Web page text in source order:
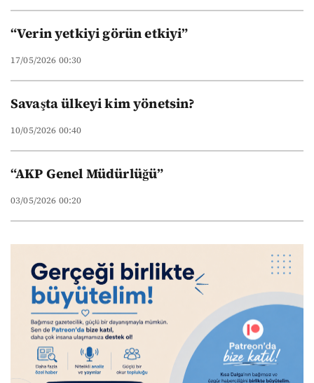
“Verin yetkiyi görün etkiyi”
17/05/2026 00:30
Savaşta ülkeyi kim yönetsin?
10/05/2026 00:40
“AKP Genel Müdürlüğü”
03/05/2026 00:20